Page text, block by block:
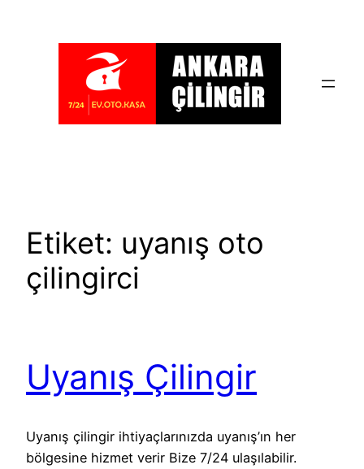
Etiket: uyanış oto
çilingirci
Uyanış Çilingir
Uyanış çilingir ihtiyaçlarınızda uyanış’ın her
bölgesine hizmet verir Bize 7/24 ulaşılabilir.